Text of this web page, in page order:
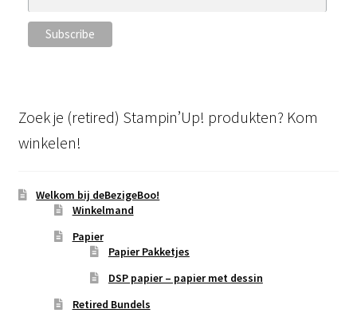
Zoek je (retired) Stampin’Up! produkten? Kom
winkelen!
Welkom bij deBezigeBoo!
Winkelmand
Papier
Papier Pakketjes
DSP papier – papier met dessin
Retired Bundels